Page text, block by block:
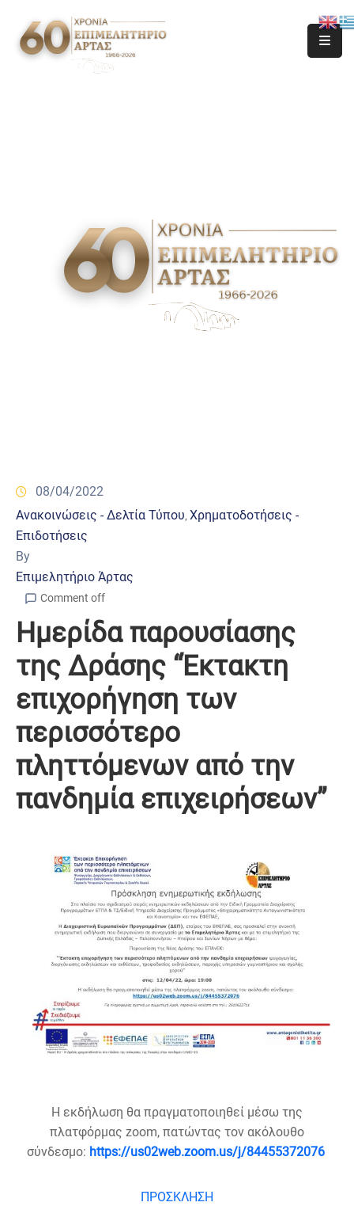
08/04/2022
Ανακοινώσεις - Δελτία Τύπου‚ Χρηματοδοτήσεις -
Επιδοτήσεις
By
Επιμελητήριο Άρτας
Comment off
Hμερίδα παρουσίασης
της Δράσης “Έκτακτη
επιχορήγηση των
περισσότερο
πληττόμενων από την
πανδημία επιχειρήσεων”
Η εκδήλωση θα πραγματοποιηθεί μέσω της
πλατφόρμας zoom, πατώντας τον ακόλουθο
σύνδεσμο: https://us02web.zoom.us/j/84455372076
ΠΡΟΣΚΛΗΣΗ